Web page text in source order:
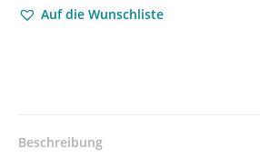
und
Felten
Auf die Wunschliste
Beschreibung